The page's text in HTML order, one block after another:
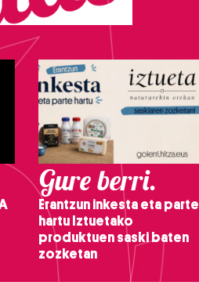
Gure berri.
Erantzun inkesta eta parte
hartu Iztuetako
produktuen saski baten
zozketan